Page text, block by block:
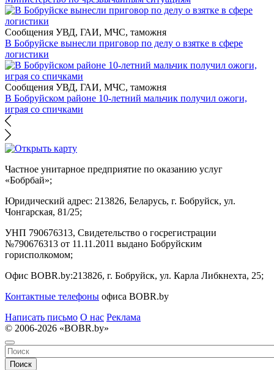
Сообщения УВД, ГАИ, МЧС, таможня
В Бобруйске вынесли приговор по делу о взятке в сфере
логистики
Сообщения УВД, ГАИ, МЧС, таможня
В Бобруйском районе 10-летний мальчик получил ожоги,
играя со спичками
Частное унитарное предприятие по оказанию услуг
«Бобрбай»;
Юридический адрес: 213826, Беларусь, г. Бобруйск, ул.
Чонгарская, 81/25;
УНП 790676313, Свидетельство о госрегистрации
№790676313 от 11.11.2011 выдано Бобруйским
горисполкомом;
Офис BOBR.by:213826, г. Бобруйск, ул. Карла Либкнехта, 25;
Контактные телефоны офиса BOBR.by
Написать письмо О нас Реклама
© 2006-2026 «BOBR.by»
Поиск